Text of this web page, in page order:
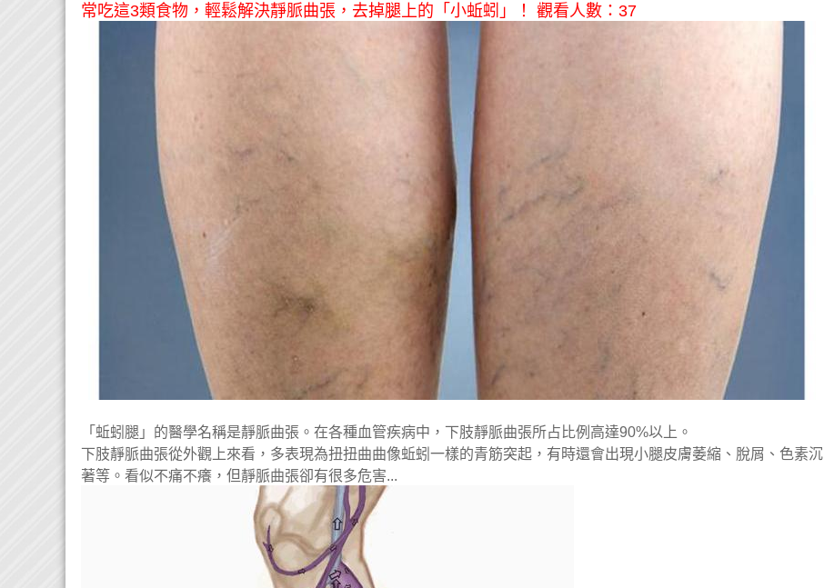
常吃這3類食物，輕鬆解決靜脈曲張，去掉腿上的「小蚯蚓」！ 觀看人數：37
「蚯蚓腿」的醫學名稱是靜脈曲張。在各種血管疾病中，下肢靜脈曲張所占比例高達90%以上。
下肢靜脈曲張從外觀上來看，多表現為扭扭曲曲像蚯蚓一樣的青筋突起，有時還會出現小腿皮膚萎縮、脫屑、色素沉
著等。看似不痛不癢，但靜脈曲張卻有很多危害...